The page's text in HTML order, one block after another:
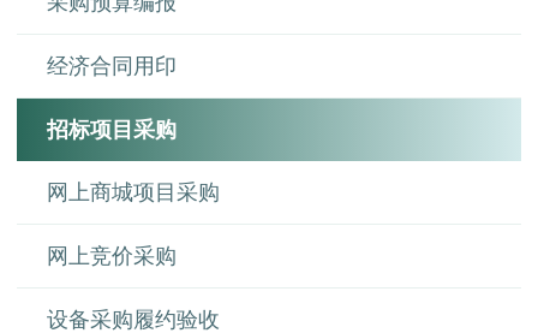
经济合同用印
招标项目采购
网上商城项目采购
网上竞价采购
设备采购履约验收